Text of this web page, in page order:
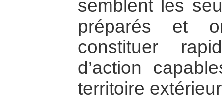
semblent les
préparés et
constituer
d’action
territoire